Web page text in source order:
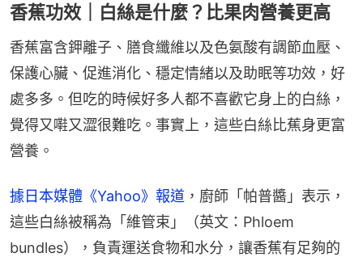
香蕉功效｜白絲是什麼？比果肉營養更高
香蕉富含鉀離子、膳食纖維以及色氨酸有調節血壓、
保護心臟、促進消化、穩定情緒以及助眠等功效，好
處多多。但吃的時候好多人都不喜歡它身上的白絲，
覺得又嚡又澀很難吃。事實上，這些白絲比蕉身更富
營養。
據日本媒體《Yahoo》報道 ，廚師「帕普醬」表示，
這些白絲被稱為「維管束」（英文：Phloem
bundles），負責運送食物和水分，讓香蕉有足夠的